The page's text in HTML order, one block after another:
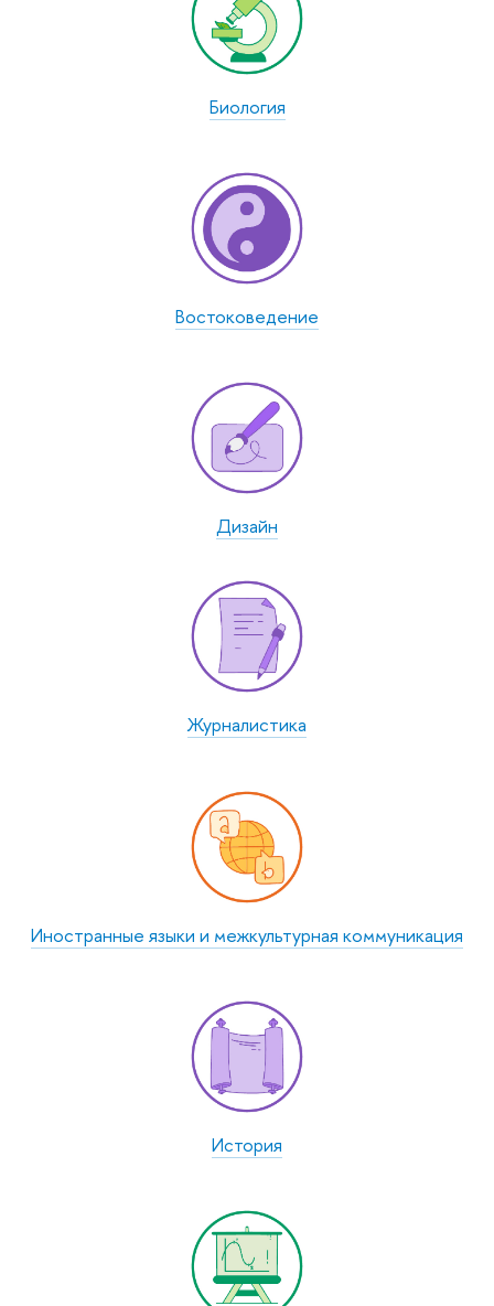
Биология
Востоко­ведение
Дизайн
Журналистика
Иностранные языки и межкультурная коммуникация
История